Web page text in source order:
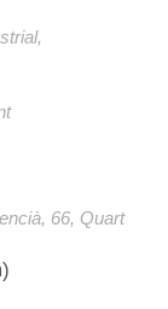
66, Quart